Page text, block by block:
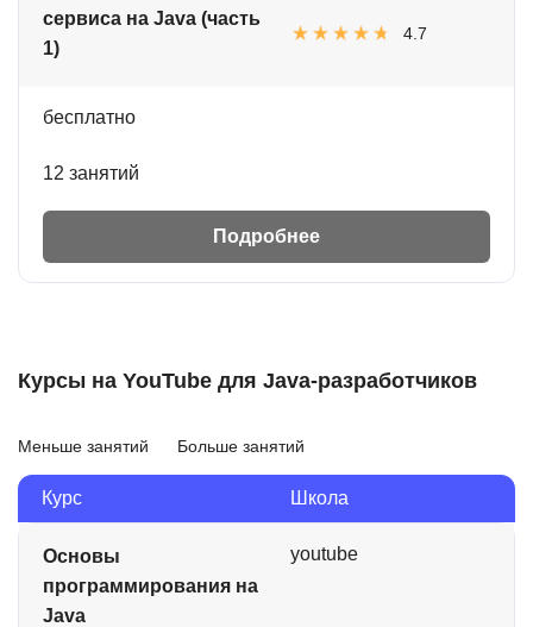
сервиса на Java (часть
1)
4.7
бесплатно
12 занятий
Подробнее
Курсы на YouTube для Java-разработчиков
Меньше занятий Больше занятий
Курс Школа
Основы
программирования на
Java
youtube